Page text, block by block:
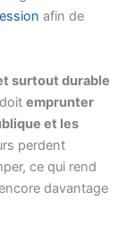
afin de
surtout durable
doitemprunter
et les
perdent
ce qui rend
davantage